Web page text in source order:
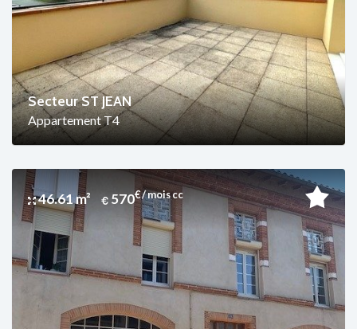
Secteur ST JEAN
Appartement T4
46.61 m² 570€ / mois cc